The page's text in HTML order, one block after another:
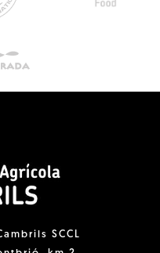
SCCL